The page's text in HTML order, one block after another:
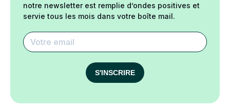
notre newsletter est remplie d’ondes positives et
servie tous les mois dans votre boîte mail.
S'INSCRIRE